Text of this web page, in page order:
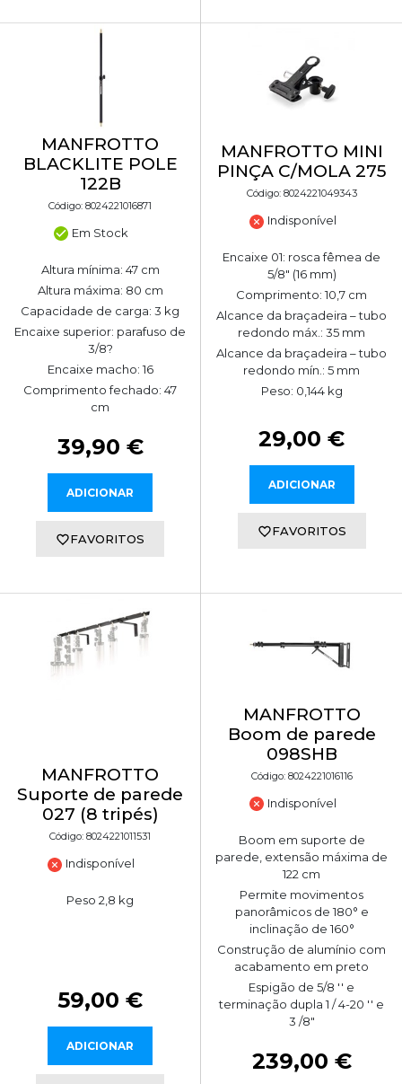
MANFROTTO
BLACKLITE POLE
122B
Código: 8024221016871
Em Stock
Altura mínima: 47 cm
Altura máxima: 80 cm
Capacidade de carga: 3 kg
Encaixe superior: parafuso de
3/8?
Encaixe macho: 16
Comprimento fechado: 47
cm
39,90 €
ADICIONAR
FAVORITOS
MANFROTTO MINI
PINÇA C/MOLA 275
Código: 8024221049343
Indisponível
Encaixe 01: rosca fêmea de
5/8" (16 mm)
Comprimento: 10,7 cm
Alcance da braçadeira – tubo
redondo máx.: 35 mm
Alcance da braçadeira – tubo
redondo mín.: 5 mm
Peso: 0,144 kg
29,00 €
ADICIONAR
FAVORITOS
MANFROTTO
Suporte de parede
027 (8 tripés)
Código: 8024221011531
Indisponível
Peso 2,8 kg
59,00 €
ADICIONAR
MANFROTTO
Boom de parede
098SHB
Código: 8024221016116
Indisponível
Boom em suporte de
parede, extensão máxima de
122 cm
Permite movimentos
panorâmicos de 180° e
inclinação de 160°
Construção de alumínio com
acabamento em preto
Espigão de 5/8 '' e
terminação dupla 1 / 4-20 '' e
3 /8"
239,00 €